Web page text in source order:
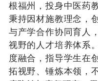
根福州，投身中医药
秉持因材施教理念，
与产学合作协同育人
视野的人才培养体系
度融合，指导学生在
拓视野、锤炼本领，